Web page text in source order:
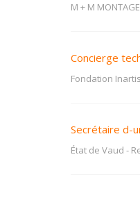
M + M
Concierge
Fondation Inartis
Secrétaire d-
État de Vaud -